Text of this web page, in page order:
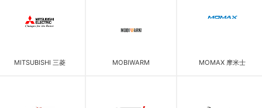
MITSUBISHI 三菱 MOBIWARM MOMAX 摩米士